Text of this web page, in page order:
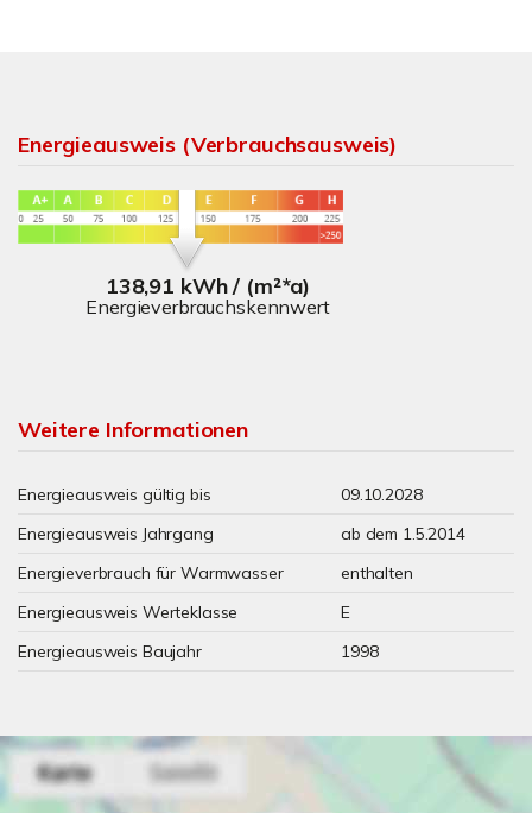
Energieausweis (Verbrauchsausweis)
138,91 kWh / (m²*a)
Energieverbrauchskennwert
Weitere Informationen
Energieausweis gültig bis
09.10.2028
Energieausweis Jahrgang
ab dem 1.5.2014
Energieverbrauch für Warmwasser
enthalten
Energieausweis Werteklasse
E
Energieausweis Baujahr
1998